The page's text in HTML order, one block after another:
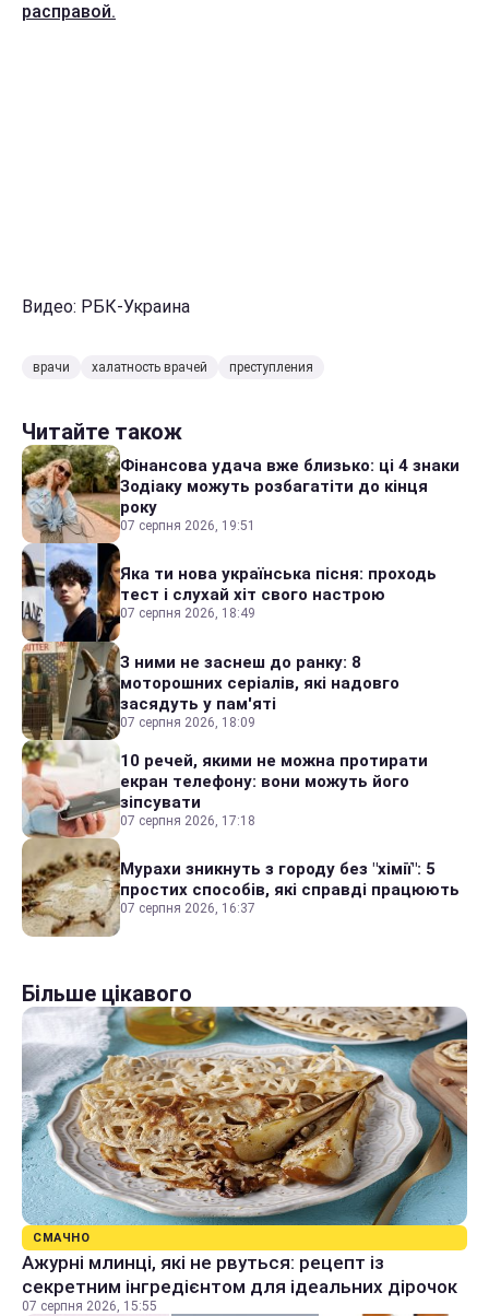
расправой.
Видео: РБК-Украина
врачи халатность врачей преступления
Читайте також
Фінансова удача вже близько: ці 4 знаки
Зодіаку можуть розбагатіти до кінця
року
07 серпня 2026, 19:51
Яка ти нова українська пісня: проходь
тест і слухай хіт свого настрою
07 серпня 2026, 18:49
З ними не заснеш до ранку: 8
моторошних серіалів, які надовго
засядуть у пам'яті
07 серпня 2026, 18:09
10 речей, якими не можна протирати
екран телефону: вони можуть його
зіпсувати
07 серпня 2026, 17:18
Мурахи зникнуть з городу без "хімії": 5
простих способів, які справді працюють
07 серпня 2026, 16:37
Більше цікавого
СМАЧНО
Ажурні млинці, які не рвуться: рецепт із
секретним інгредієнтом для ідеальних дірочок
07 серпня 2026, 15:55